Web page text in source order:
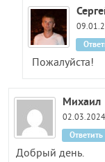
Пожалуйста!
Михаил
02.03.2024
Добрый день.
Ответить